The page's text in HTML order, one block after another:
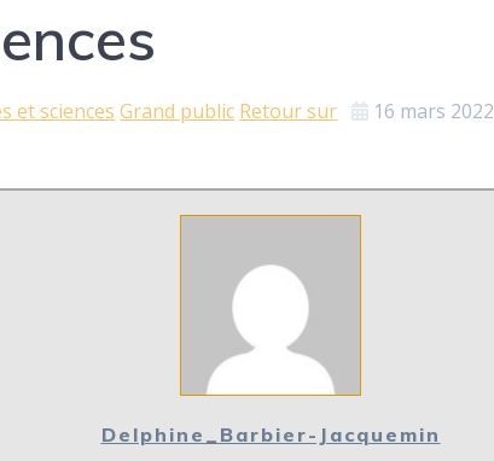
et sciences Grand public Retour sur 16 mars 2022
Delphine_Barbier-Jacquemin